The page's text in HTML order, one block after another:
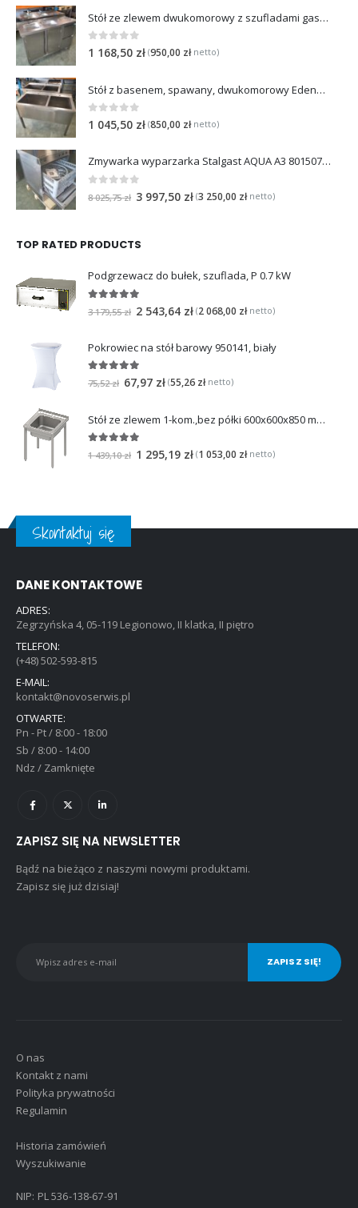
Stół ze zlewem dwukomorowy z szufladami gastronomiczny 120x40x85 cm
0 na 5
1 168,50 zł (950,00 złnetto)
Stół z basenem, spawany, dwukomorowy Edenox o wymiarach 120x60x85 cm
0 na 5
1 045,50 zł (850,00 złnetto)
Zmywarka wyparzarka Stalgast AQUA A3 801507 4,9kW 400V pompy Prod 25.11.2024
8 025,75zł 3 997,50 zł (3 250,00 złnetto)
TOP RATED PRODUCTS
Podgrzewacz do bułek, szuflada, P 0.7 kW
3 179,55zł 2 543,64 zł (2 068,00 złnetto)
Pokrowiec na stół barowy 950141, biały
na 5
75,52zł 67,97 zł (55,26 złnetto)
Stół ze zlewem 1-kom.,bez półki 600x600x850 mm skręcany
1 439,10zł 1 295,19 zł (1 053,00 złnetto)
Skontaktuj się
DANE KONTAKTOWE
ADRES:
Zegrzyńska 4, 05-119 Legionowo, II klatka, II piętro
TELEFON:
(+48) 502-593-815
E-MAIL:
kontakt@novoserwis.pl
OTWARTE:
Pn - Pt / 8:00 - 18:00
Sb / 8:00 - 14:00
Ndz / Zamknięte
ZAPISZ SIĘ NA NEWSLETTER
Bądź na bieżąco z naszymi nowymi produktami.
Zapisz się już dzisiaj!
O nas
Kontakt z nami
Polityka prywatności
Regulamin
Historia zamówień
Wyszukiwanie
NIP: PL 536-138-67-91